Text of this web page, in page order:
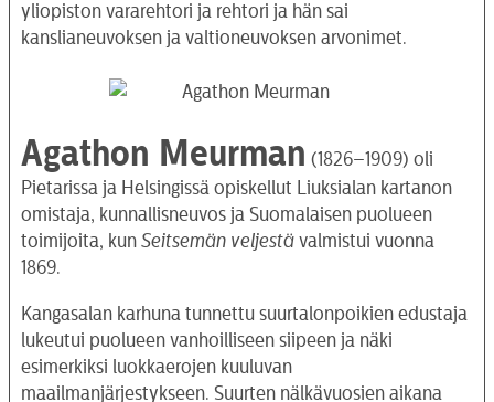
yliopiston vararehtori ja rehtori ja hän sai
kanslianeuvoksen ja valtioneuvoksen arvonimet.
Agathon Meurman (1826–1909) oli
Pietarissa ja Helsingissä opiskellut Liuksialan kartanon
omistaja, kunnallisneuvos ja Suomalaisen puolueen
toimijoita, kun Seitsemän veljestä valmistui vuonna
1869.
Kangasalan karhuna tunnettu suurtalonpoikien edustaja
lukeutui puolueen vanhoilliseen siipeen ja näki
esimerkiksi luokkaerojen kuuluvan
maailmanjärjestykseen. Suurten nälkävuosien aikana